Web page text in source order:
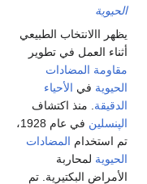
الحيوية
يظهر االانتخاب الطبيعي
أثناء العمل في تطوير
مقاومة المضادات
الحيوية في الأحياء
الدقيقة . منذ اكتشاف
الپنسلين
في عام 1928،
تم استخدام المضادات
الحيوية لمحاربة
الأمراض البكتيرية. تم